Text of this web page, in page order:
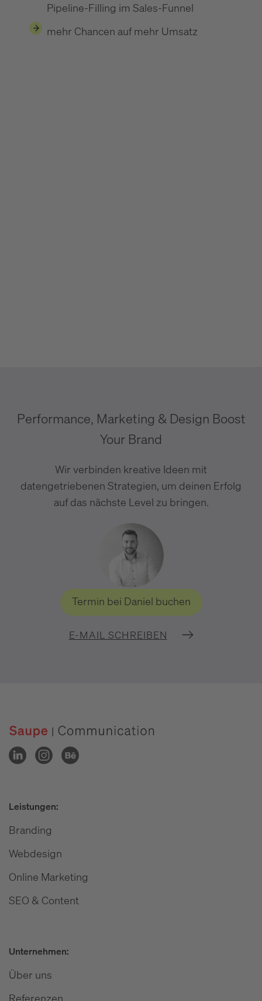
Pipeline-Filling im Sales-Funnel
mehr Chancen auf mehr Umsatz
Performance, Marketing & Design Boost
Your Brand
Wir verbinden kreative Ideen mit
datengetriebenen Strategien, um deinen Erfolg
auf das nächste Level zu bringen.
Termin bei Daniel buchen
E-MAIL SCHREIBEN
Leistungen:
Branding
Webdesign
Online Marketing
SEO & Content
Unternehmen:
Über uns
Referenzen